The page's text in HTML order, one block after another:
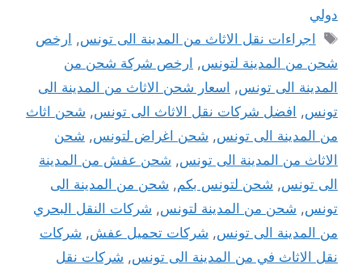
دولي
الوسوم
اجراءات نقل الاثاث من المدينة الى تونس, ارخص
شحن من المدينة لتونس, ارخص شركة شحن من
المدينة الى تونس, اسعار شحن الاثاث من المدينة الى
تونس, افضل شركات نقل الاثاث الى تونس, شحن اثاث
من المدينة الى تونس, شحن اغراض لتونس, شحن
الاثاث من المدينة الى تونس, شحن عفش من المدينة
الى تونس, شحن لتونس بكم, شحن من المدينة الى
تونس, شحن من المدينة لتونس, شركات النقل البحري
من المدينة الى تونس, شركات تحميل عفش, شركات
نقل الاثاث في من المدينة الى تونس, شركات نقل